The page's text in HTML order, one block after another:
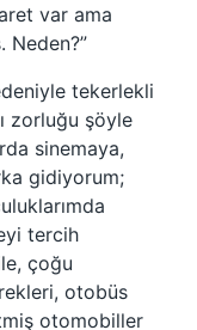
var ama
tekerlekli
zorluğu şöyle
sinemaya,
gidiyorum;
tercih
çoğu
otobüs
otomobiller